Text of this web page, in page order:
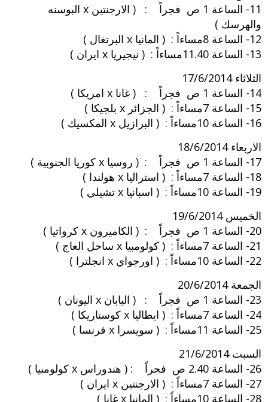
11- الساعة 1 ص فجراً : ( الارجنتين x البوسنه
والهرسك )
12- الساعة 8مساءاً : ( المانيا x البرتغال )
13- الساعة 11.40مساءاً : ( نيجيريا x ايران )
الثلاثاء 17/6/2014
14- الساعة 1 ص فجراً : ( غانا x امريكا )
15- الساعة 7مساءاً : ( الجزائر x بلجيكا )
16- الساعة 10مساءاً : ( البرازيل x المكسيك )
الاربعاء 18/6/2014
17- الساعة 1 ص فجراً : ( روسيا x كوريا الجنوبية )
18- الساعة 7مساءاً : ( استراليا x هولندا )
19- الساعة 10مساءاً : ( اسبانيا x تشيلي )
الخميس 19/6/2014
20- الساعة 1 ص فجراً : ( الكاميرون x كرواتيا )
21- الساعة 7مساءاً : ( كولومبيا x ساحل العاج )
22- الساعة 10مساءاً : ( اورجواي x انجلترا )
الجمعة 20/6/2014
23- الساعة 1 ص فجراً : ( اليابان x اليونان )
24- الساعة 7مساءاً : ( ايطاليا x كوستاريكا )
25- الساعة 11مساءاً : ( سويسرا x فرنسا )
السبت 21/6/2014
26- الساعة 2.40 ص فجراً : ( هندوراس x كولومبيا )
27- الساعة 7مساءاً : ( الارجنتين x ايران )
28- الساعة 10مساءاً : ( المانيا x غانا )